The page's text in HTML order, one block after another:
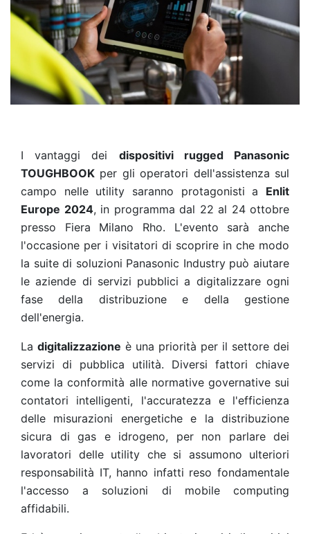
I vantaggi dei dispositivi rugged Panasonic
TOUGHBOOK per gli operatori dell'assistenza sul
campo nelle utility saranno protagonisti a Enlit
Europe 2024, in programma dal 22 al 24 ottobre
presso Fiera Milano Rho. L'evento sarà anche
l'occasione per i visitatori di scoprire in che modo
la suite di soluzioni Panasonic Industry può aiutare
le aziende di servizi pubblici a digitalizzare ogni
fase della distribuzione e della gestione
dell'energia.
La digitalizzazione è una priorità per il settore dei
servizi di pubblica utilità. Diversi fattori chiave
come la conformità alle normative governative sui
contatori intelligenti, l'accuratezza e l'efficienza
delle misurazioni energetiche e la distribuzione
sicura di gas e idrogeno, per non parlare dei
lavoratori delle utility che si assumono ulteriori
responsabilità IT, hanno infatti reso fondamentale
l'accesso a soluzioni di mobile computing
affidabili.